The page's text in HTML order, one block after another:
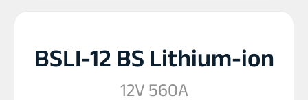
BSLI-12 BS Lithium-ion
12V 560A